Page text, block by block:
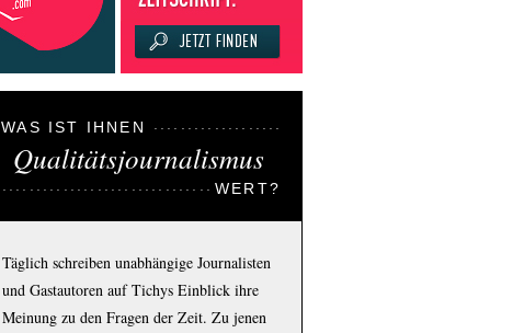
WAS IST IHNEN
Qualitätsjournalismus
WERT?
Täglich schreiben unabhängige Journalisten
und Gastautoren auf Tichys Einblick ihre
Meinung zu den Fragen der Zeit. Zu jenen